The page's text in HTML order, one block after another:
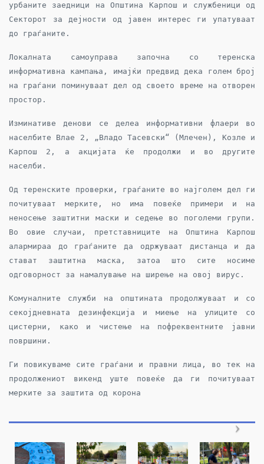
урбаните заедници на Општина Карпош и службеници од
Секторот за дејности од јавен интерес ги упатуваат
до граѓаните.
Локалната самоуправа започна со теренска
информативна кампања, имајќи предвид дека голем број
на граѓани поминуваат дел од своето време на отворен
простор.
Изминативе денови се делеа информативни флаери во
населбите Влае 2, „Владо Тасевски“ (Млечен), Козле и
Карпош 2, а акцијата ќе продолжи и во другите
населби.
Од теренските проверки, граѓаните во најголем дел ги
почитуваат мерките, но има повеќе примери и на
неносење заштитни маски и седење во поголеми групи.
Во овие случаи, претставниците на Општина Карпош
алармираа до граѓаните да одржуваат дистанца и да
стават заштитна маска, затоа што сите носиме
одговорност за намалување на ширење на овој вирус.
Комуналните служби на општината продолжуваат и со
секојдневната дезинфекција и миење на улиците со
цистерни, како и чистење на пофреквентните јавни
површини.
Ги повикуваме сите граѓани и правни лица, во тек на
продолжениот викенд уште повеќе да ги почитуваат
мерките за заштита од корона